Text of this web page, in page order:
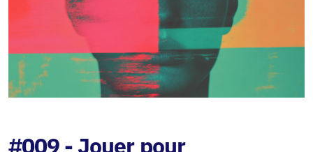
#009 - Jouer pour